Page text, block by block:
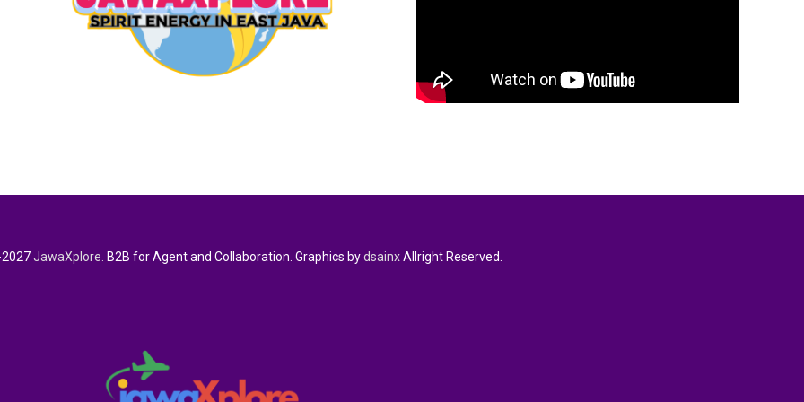
JawaXplore. B2B for Agent and Collaboration. Graphics bydsainxAllright Reserved.